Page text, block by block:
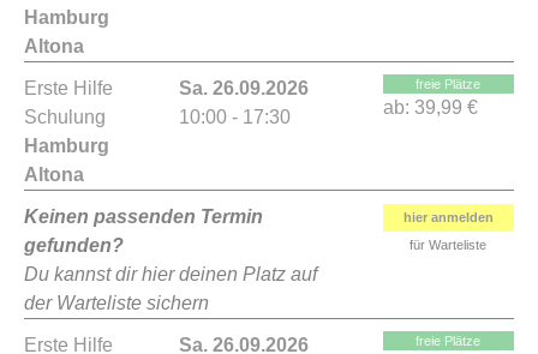
Hamburg
Altona
Erste Hilfe
Schulung
Hamburg
Altona
Sa. 26.09.2026
10:00 - 17:30
freie Plätze
ab: 39,99 €
Keinen passenden Termin
gefunden?
Du kannst dir hier deinen Platz auf
der Warteliste sichern
hier anmelden
für Warteliste
Erste Hilfe Sa. 26.09.2026 freie Plätze